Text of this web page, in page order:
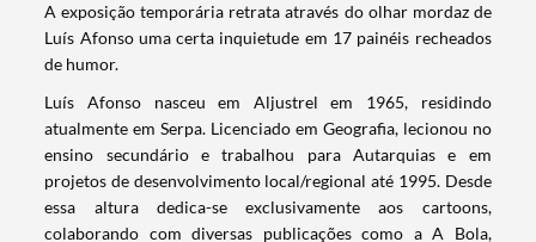
A exposição temporária retrata através do olhar mordaz de
Luís Afonso uma certa inquietude em 17 painéis recheados
de humor.
Luís Afonso nasceu em Aljustrel em 1965, residindo
atualmente em Serpa. Licenciado em Geografia, lecionou no
ensino secundário e trabalhou para Autarquias e em
projetos de desenvolvimento local/regional até 1995. Desde
essa altura dedica-se exclusivamente aos cartoons,
colaborando com diversas publicações como a A Bola,